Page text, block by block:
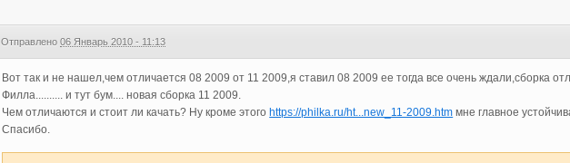
Отправлено06 Январь 2010 - 11:13
Вот так и не нашел,чем отличается 08 2009 от 11 2009,я ставил 08 2009 ее тогда все очень ждали,сборка
Филла.......... и тут бум.... новая сборка 11 2009.
Чем отличаются и стоит ли качать? Ну кроме этого https://philka.ru/ht...new_11-2009.htm мне главное
Спасибо.